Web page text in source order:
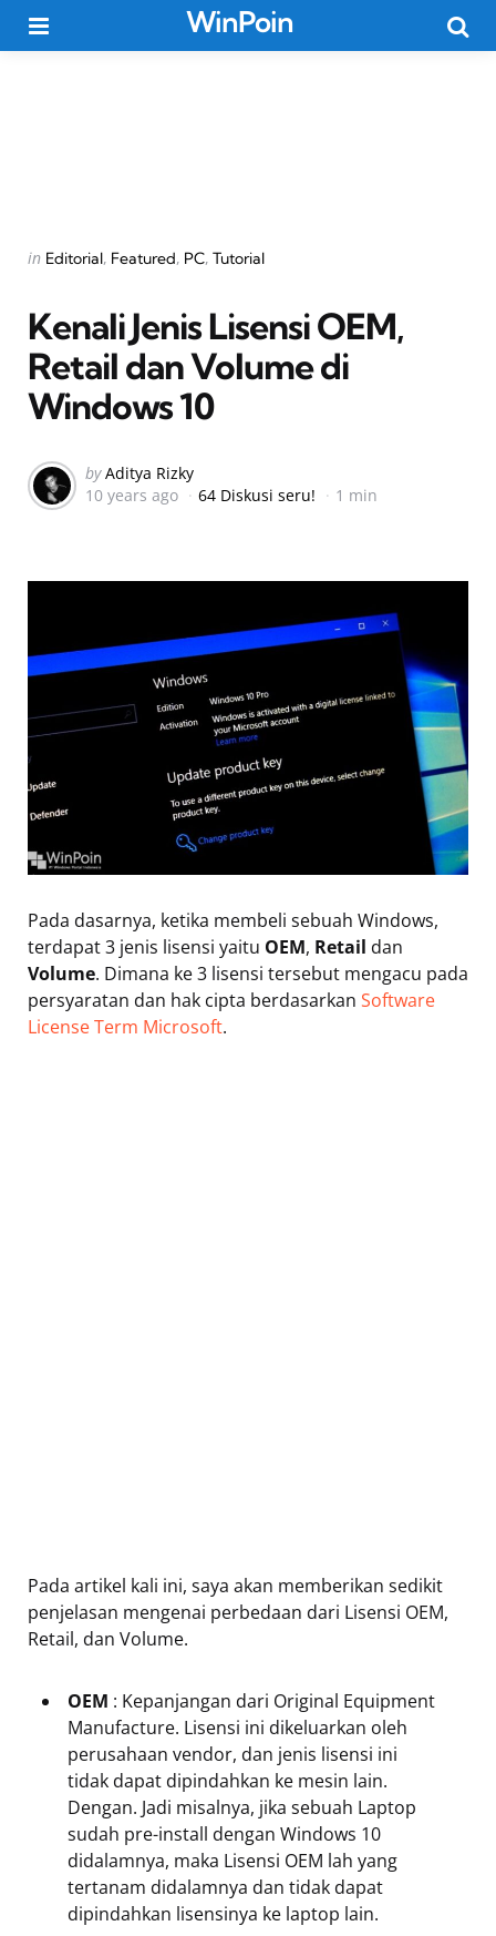
WinPoin
Categories
Posted
in Editorial Featured PC Tutorial
Kenali Jenis Lisensi OEM,
Retail dan Volume di
Windows 10
Posted
by
by Aditya Rizky
10 years ago
64 Diskusi seru! 1 min
Pada dasarnya, ketika membeli sebuah Windows,
terdapat 3 jenis lisensi yaitu OEM, Retail dan
Volume. Dimana ke 3 lisensi tersebut mengacu pada
persyaratan dan hak cipta berdasarkan Software
License Term Microsoft.
Pada artikel kali ini, saya akan memberikan sedikit
penjelasan mengenai perbedaan dari Lisensi OEM,
Retail, dan Volume.
OEM : Kepanjangan dari Original Equipment
Manufacture. Lisensi ini dikeluarkan oleh
perusahaan vendor, dan jenis lisensi ini
tidak dapat dipindahkan ke mesin lain.
Dengan. Jadi misalnya, jika sebuah Laptop
sudah pre-install dengan Windows 10
didalamnya, maka Lisensi OEM lah yang
tertanam didalamnya dan tidak dapat
dipindahkan lisensinya ke laptop lain.